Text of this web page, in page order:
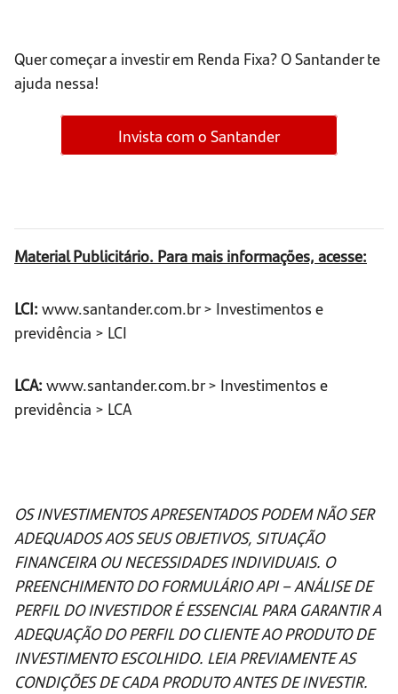
Quer começar a investir em Renda Fixa? O Santander te
ajuda nessa!
Invista com o Santander
Material Publicitário. Para mais informações, acesse:
LCI: www.santander.com.br > Investimentos e
previdência > LCI
LCA: www.santander.com.br > Investimentos e
previdência > LCA
OS INVESTIMENTOS APRESENTADOS PODEM NÃO SER
ADEQUADOS AOS SEUS OBJETIVOS, SITUAÇÃO
FINANCEIRA OU NECESSIDADES INDIVIDUAIS. O
PREENCHIMENTO DO FORMULÁRIO API – ANÁLISE DE
PERFIL DO INVESTIDOR É ESSENCIAL PARA GARANTIR A
ADEQUAÇÃO DO PERFIL DO CLIENTE AO PRODUTO DE
INVESTIMENTO ESCOLHIDO. LEIA PREVIAMENTE AS
CONDIÇÕES DE CADA PRODUTO ANTES DE INVESTIR.